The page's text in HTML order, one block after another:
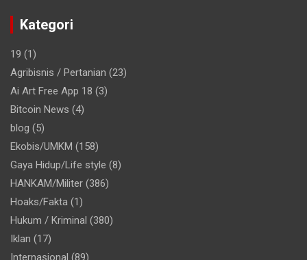
Kategori
19 (1)
Agribisnis / Pertanian (23)
Ai Art Free App 18 (3)
Bitcoin News (4)
blog (5)
Ekobis/UMKM (158)
Gaya Hidup/Life style (8)
HANKAM/Militer (386)
Hoaks/Fakta (1)
Hukum / Kriminal (380)
Iklan (17)
Internasional (89)